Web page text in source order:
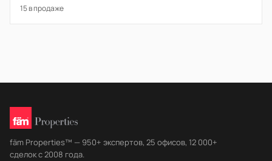
15 в продаже
fäm Properties™ — 950+ экспертов, 25 офисов, 12 000+
сделок с 2008 года.